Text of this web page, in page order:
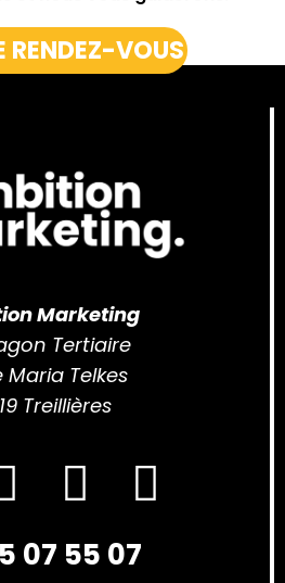
RENDEZ-VOUS
Marketing
Tertiaire
Maria Telkes
Treillières
07 55 07